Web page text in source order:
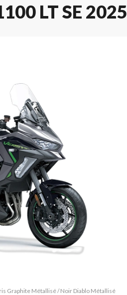
LT SE 2025
Graphite Métallisé / Noir Diablo Métallisé